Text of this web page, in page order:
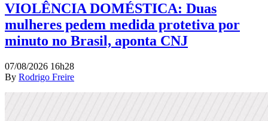
VIOLÊNCIA DOMÉSTICA: Duas
mulheres pedem medida protetiva por
minuto no Brasil, aponta CNJ
07/08/2026 16h28
By Rodrigo Freire